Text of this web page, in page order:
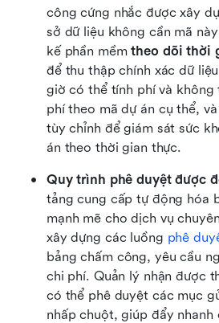
công cứng nhắc được xây
sở dữ liệu không cần mã
kế phần mềm theo dõi thời
để thu thập chính xác dữ
giờ có thể tính phí và không
phí theo mã dự án cụ thể,
tùy chỉnh để giám sát sức
án theo thời gian thực.
Quy trình phê duyệt được
tảng cung cấp tự động hóa
mạnh mẽ cho dịch vụ
xây dựng các luồng phê
bảng chấm công, yêu cầu
chi phí. Quản lý nhận được
có thể phê duyệt các mục
nhấp chuột, giúp đẩy nhanh